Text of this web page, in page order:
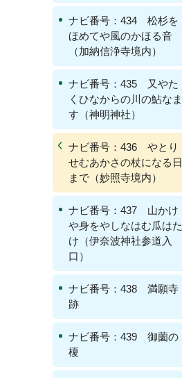
ナビ番号：434 松杉を
ほめてや風のかほる音
（加納信浄寺境内）
ナビ番号：435 又やた
くひなからの川の鮎なま
す（神明神社）
ナビ番号：436 やとり
せむあかさの杖になる日
まで（妙照寺境内）
ナビ番号：437 山かけ
や身をやしなはむ瓜はた
け（伊奈波神社参道入
口）
ナビ番号：438 満願寺
跡
ナビ番号：439 御薗の
榎